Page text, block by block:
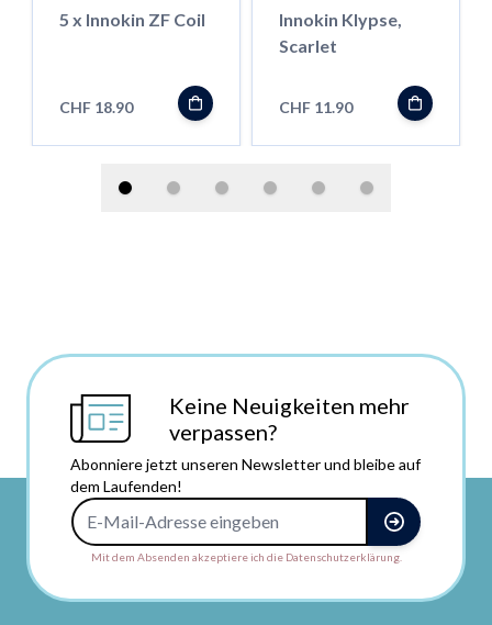
5 x Innokin ZF Coil
CHF 18.90
Innokin Klypse,
Scarlet
CHF 11.90
Keine Neuigkeiten mehr
verpassen?
Abonniere jetzt unseren Newsletter und bleibe auf
dem Laufenden!
Mit dem Absenden akzeptiere ich die Datenschutzerklärung.